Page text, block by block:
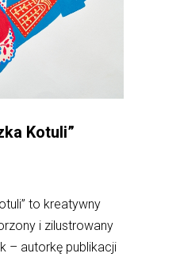
Kotuli”
to kreatywny
i zilustrowany
– autorkę publikacji